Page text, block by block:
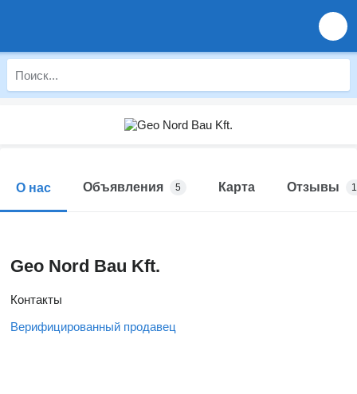
О нас Объявления 5 Карта Отзывы
Geo Nord Bau Kft.
Контакты
Верифицированный продавец